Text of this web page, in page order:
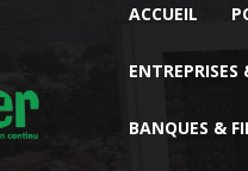
ACCUEIL
ENTREPRISES
BANQUES &